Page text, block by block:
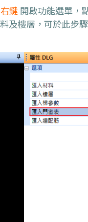
右鍵開啟功能選單，
及樓層，可於此步